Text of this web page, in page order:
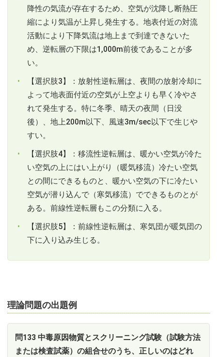
降性の気流が存在するため、空気が沈降し断熱圧
縮により気温が上昇し発生する。地表付近の対流
活動により下降気流は地上まで到達できないた
め、逆転層の下限は1,000m前後であることが多
い。
【選択肢3】：放射性逆転層は、夜間の放射冷却に
よって地表面付近の空気が上空よりも早く冷やさ
れて発生する。特に冬季、晴天の夜間（日没
後）、地上200m以下、風速3m/sec以下で生じや
すい。
【選択肢4】：移流性逆転層は、暖かい空気が冷た
い空気の上にはい上がり（暖気移流）冷たい空気
との間にできるものと、暖かい空気の下に冷たい
空気が潜り込んで（寒気移流）でできるものとが
ある。前線性逆転層もこの分類に入る。
【選択肢5】：前線性逆転層は、寒気団が暖気団の
下に入り込み生じる。
理論問題の出題例
問133 中毒原因物質とスクリーニング試験（試験方法
または検査試薬）の組合せのうち、正しいのはどれ